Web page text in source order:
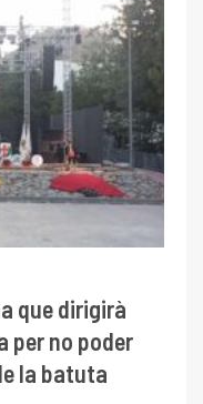
que dirigirà
per no poder
la batuta